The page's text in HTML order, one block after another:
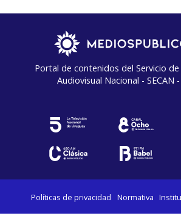
Portal de contenidos del Servicio de
Audiovisual Nacional - SECAN
Políticas de privacidad Normativa